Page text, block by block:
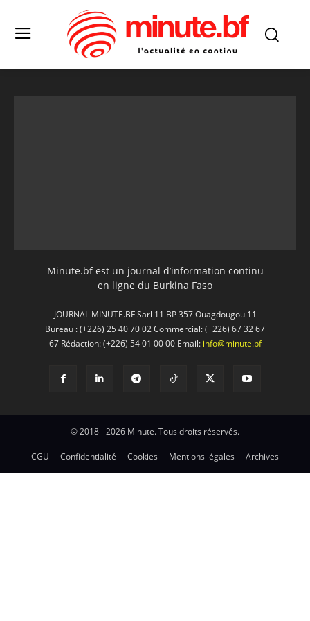
Minute.bf est un journal d’information continu
en ligne du Burkina Faso
JOURNAL MINUTE.BF Sarl 11 BP 357 Ouagdougou 11
Bureau : (+226) 25 40 70 02 Commercial: (+226) 67 32 67
67 Rédaction: (+226) 54 01 00 00 Email: info@minute.bf
© 2018 - 2026 Minute. Tous droits réservés.
CGU Confidentialité Cookies Mentions légales Archives